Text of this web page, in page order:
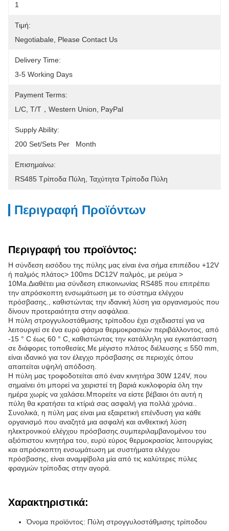
1
Τιμή:
Negotiabale, Please Contact Us
Delivery Time:
3-5 Working Days
Payment Terms:
L/C, T/T，Western Union, PayPal
Supply Ability:
200 Set/Sets Per   Month
Επισημαίνω:
RS485 Τρίποδα Πύλη Ταχύτητα Τρίποδα Πύλη
Περιγραφή Προϊόντων
Περιγραφή του προϊόντος:
Η σύνδεση εισόδου της πύλης μας είναι ένα σήμα επιπέδου +12V
ή παλμός πλάτος> 100ms DC12V παλμός, με ρεύμα >
10Ma.Διαθέτει μια σύνδεση επικοινωνίας RS485 που επιτρέπει
την απρόσκοπτη ενσωμάτωση με το σύστημα ελέγχου
πρόσβασης., καθιστώντας την ιδανική λύση για οργανισμούς που
δίνουν προτεραιότητα στην ασφάλεια.
Η πύλη στρογγυλοστάθμισης τρίποδου έχει σχεδιαστεί για να
λειτουργεί σε ένα ευρύ φάσμα θερμοκρασιών περιβάλλοντος, από
-15 ° C έως 60 ° C, καθιστώντας την κατάλληλη για εγκατάσταση
σε διάφορες τοποθεσίες.Με μέγιστο πλάτος διέλευσης ≤ 550 mm,
είναι ιδανικό για τον έλεγχο πρόσβασης σε περιοχές όπου
απαιτείται υψηλή απόδοση.
Η πύλη μας τροφοδοτείται από έναν κινητήρα 30W 124V, που
σημαίνει ότι μπορεί να χειριστεί τη βαριά κυκλοφορία όλη την
ημέρα χωρίς να χαλάσει.Μπορείτε να είστε βέβαιοι ότι αυτή η
πύλη θα κρατήσει τα κτίριά σας ασφαλή για πολλά χρόνια..
Συνολικά, η πύλη μας είναι μια εξαιρετική επένδυση για κάθε
οργανισμό που αναζητά μια ασφαλή και ανθεκτική λύση
ηλεκτρονικού ελέγχου πρόσβασης.συμπεριλαμβανομένου του
αξιόπιστου κινητήρα του, ευρύ εύρος θερμοκρασίας λειτουργίας
και απρόσκοπτη ενσωμάτωση με συστήματα ελέγχου
πρόσβασης, είναι αναμφίβολα μία από τις καλύτερες πύλες
φραγμών τρίποδας στην αγορά.
Χαρακτηριστικά:
Όνομα προϊόντος: Πύλη στρογγυλοστάθμισης τρίποδου